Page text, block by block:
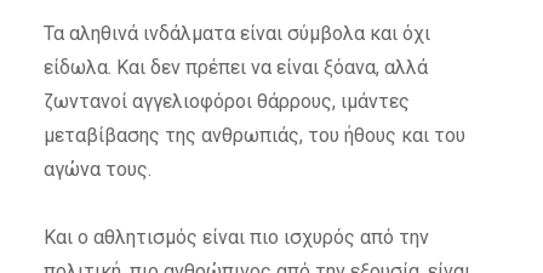
Τα αληθινά ινδάλματα είναι σύμβολα και όχι
είδωλα. Και δεν πρέπει να είναι ξόανα, αλλά
ζωντανοί αγγελιοφόροι θάρρους, ιμάντες
μεταβίβασης της ανθρωπιάς, του ήθους και του
αγώνα τους.
Και ο αθλητισμός είναι πιο ισχυρός από την